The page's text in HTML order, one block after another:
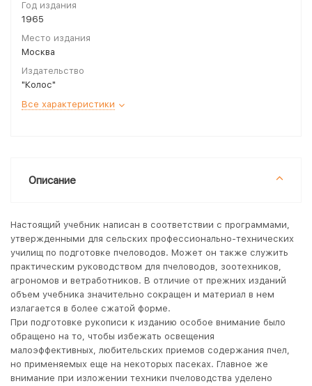
Год издания
1965
Место издания
Москва
Издательство
"Колос"
Все характеристики
Описание
Настоящий учебник написан в соответствии с программами,
утвержденными для сельских профессионально-технических
училищ по подготовке пчеловодов. Может он также служить
практическим руководством для пчеловодов, зоотехников,
агрономов и ветработников. В отличие от прежних изданий
объем учебника значительно сокращен и материал в нем
излагается в более сжатой форме.
При подготовке рукописи к изданию особое внимание было
обращено на то, чтобы избежать освещения
малоэффективных, любительских приемов содержания пчел,
но применяемых еще на некоторых пасеках. Главное же
внимание при изложении техники пчеловодства уделено